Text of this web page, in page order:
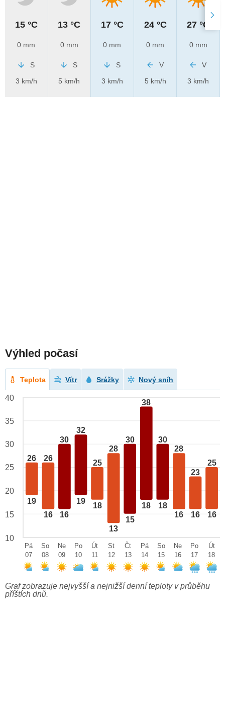
15 °C
0 mm
S
3 km/h
13 °C
0 mm
S
5 km/h
17 °C
0 mm
S
3 km/h
24 °C
0 mm
V
5 km/h
27 °C
0 mm
V
3 km/h
Výhled počasí
Teplota Vítr Srážky Nový sníh
26
19
26
16
30
16
32
19
25
18
28
13
30
15
38
18
30
18
28
16
23
16
25
16
40
35
30
25
20
15
10
Pá
07
So
08
Ne
09
Po
10
Út
11
St
12
Čt
13
Pá
14
So
15
Ne
16
Po
17
Út
18
Graf zobrazuje nejvyšší a nejnižší denní teploty v průběhu
příštích dnů.